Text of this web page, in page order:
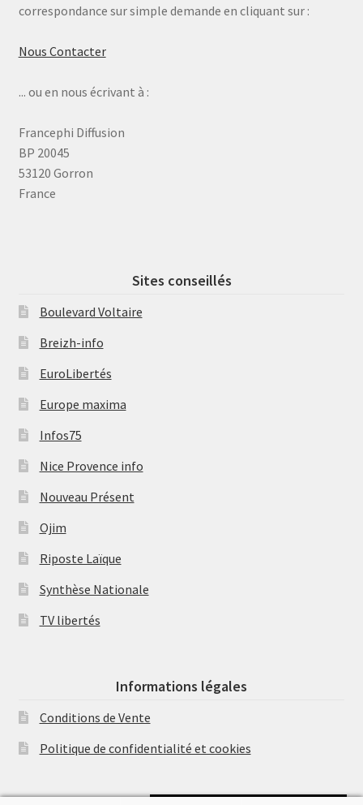
correspondance sur simple demande en cliquant sur :
Nous Contacter
... ou en nous écrivant à :
Francephi Diffusion
BP 20045
53120 Gorron
France
Sites conseillés
Boulevard Voltaire
Breizh-info
EuroLibertés
Europe maxima
Infos75
Nice Provence info
Nouveau Présent
Ojim
Riposte Laïque
Synthèse Nationale
TV libertés
Informations légales
Conditions de Vente
Politique de confidentialité et cookies